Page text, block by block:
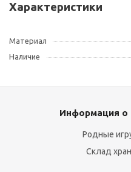
Характеристики
Материал
Наличие
Информация о
Родные
Склад